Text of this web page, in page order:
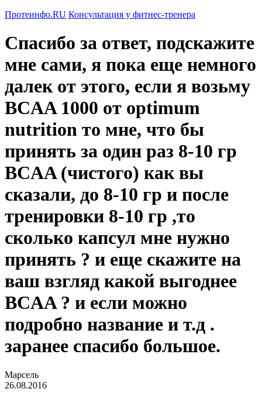
Протеинфо.RU Консультация у фитнес-тренера
Спасибо за ответ, подскажите
мне сами, я пока еще немного
далек от этого, если я возьму
BCAA 1000 от optimum
nutrition то мне, что бы
принять за один раз 8-10 гр
BCAA (чистого) как вы
сказали, до 8-10 гр и после
тренировки 8-10 гр ,то
сколько капсул мне нужно
принять ? и еще скажите на
ваш взгляд какой выгоднее
BCAA ? и если можно
подробно название и т.д .
заранее спасибо большое.
Марсель
26.08.2016